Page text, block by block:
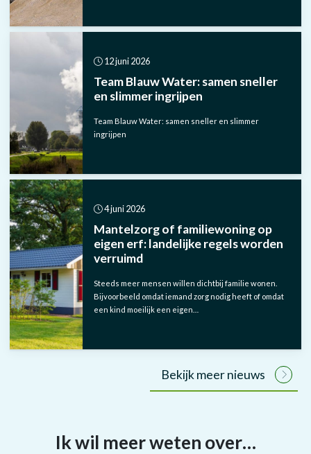
Team Blauw Water: samen sneller
en slimmer ingrijpen
12 juni 2026
Team Blauw Water: samen sneller en slimmer
ingrijpen
Mantelzorg of familiewoning op
eigen erf: landelijke regels worden
verruimd
4 juni 2026
Steeds meer mensen willen dichtbij familie wonen.
Bijvoorbeeld omdat iemand zorg nodig heeft of omdat
een kind moeilijk een eigen…
Bekijk meer nieuws
Ik wil meer weten over…